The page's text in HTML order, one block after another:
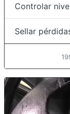
Controlar
Sellar